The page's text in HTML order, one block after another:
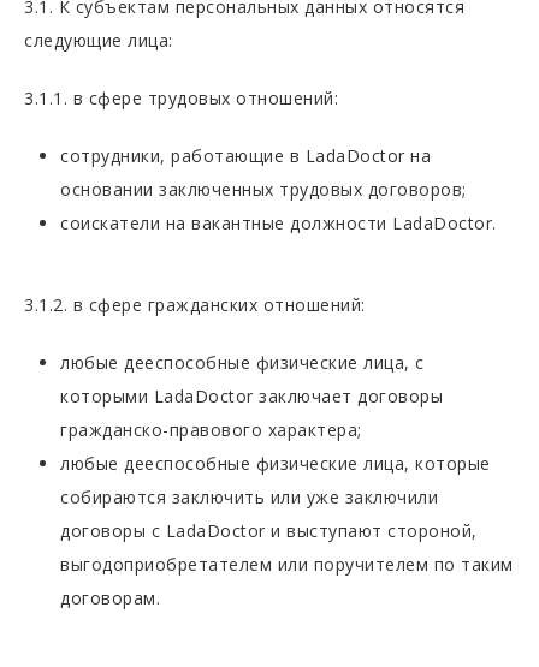
3.1. К субъектам персональных данных относятся
следующие лица:
3.1.1. в сфере трудовых отношений:
сотрудники, работающие в LadaDoctor на
основании заключенных трудовых договоров;
соискатели на вакантные должности LadaDoctor.
3.1.2. в сфере гражданских отношений:
любые дееспособные физические лица, с
которыми LadaDoctor заключает договоры
гражданско-правового характера;
любые дееспособные физические лица, которые
собираются заключить или уже заключили
договоры с LadaDoctor и выступают стороной,
выгодоприобретателем или поручителем по таким
договорам.